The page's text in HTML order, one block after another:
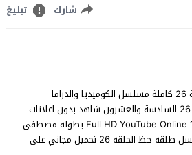
شارك تبليغ
مشاهدة طلقة حظ الحلقة 26 كاملة مسلسل الكوميديا والدراما
المصري طلقة حظ الحلقة 26 السادسة والعشرون شاهد بدون اعلانات
جودة Full HD YouTube Online 1080p 720p 480p بطولة مصطفى
خاطر وأيتن عامر في مسلسل طلقة حظ الحلقة 26 تحميل مجاني على